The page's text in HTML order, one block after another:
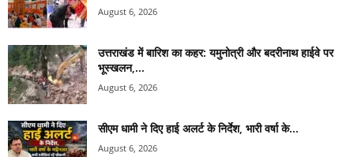
August 6, 2026
उत्तराखंड में बारिश का कहर: यमुनोत्री और बदरीनाथ हाईवे पर
भूस्खलन,...
August 6, 2026
सीएम धामी ने दिए हाई अलर्ट के निर्देश, भारी वर्षा के...
August 6, 2026